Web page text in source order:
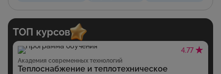
ТОП курсов
4.77
Академия современных технологий
Теплоснабжение и теплотехническое